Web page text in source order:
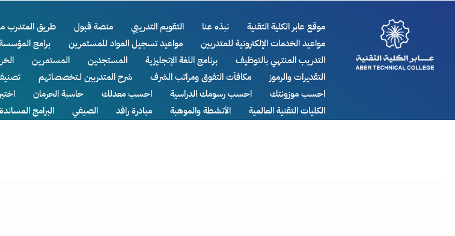
موقع عابر الكلية التقنية نبذه عنا التقويم التدريبي منصة قبول طريق المتدرب
مواعيد الخدمات الإلكترونية للمتدربين
مواعيد تسجيل المواد للمستمرين برامج
التدريب المنتهي بالتوظيف
برنامج اللغة الإنجليزية المستجدين المستمرين
التقديرات والرموز
مكافآت التفوق ومراتب الشرف شرح المتدربين لـتخصصاتهم
احسب موزونتك
احسب رسومك الدراسية احسب معدلك حاسبة الحرمان
الكليات التقنية العالمية
الأنشطة والموهبة مبادرة رافد الصيفي البرامج المساندة